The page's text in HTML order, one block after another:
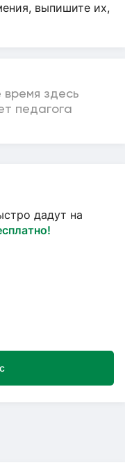
выпишите их,
здесь
педагога
дадут на